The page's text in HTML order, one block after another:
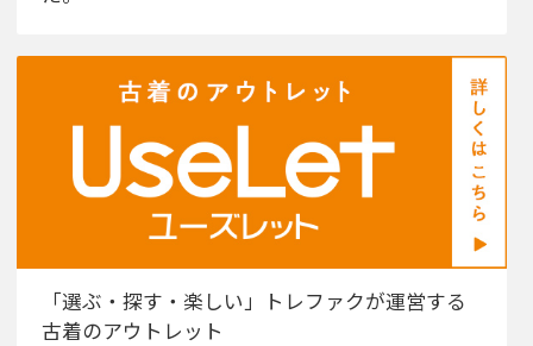
「選ぶ・探す・楽しい」トレファクが運営する
古着のアウトレット